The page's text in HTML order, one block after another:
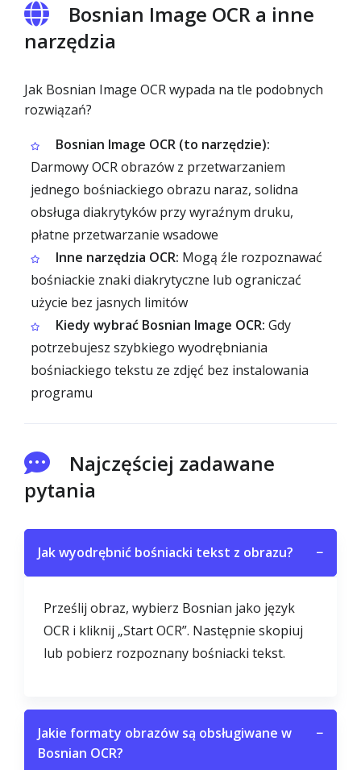
Bosnian Image OCR a inne
narzędzia
Jak Bosnian Image OCR wypada na tle podobnych
rozwiązań?
Bosnian Image OCR (to narzędzie):
Darmowy OCR obrazów z przetwarzaniem
jednego bośniackiego obrazu naraz, solidna
obsługa diakrytyków przy wyraźnym druku,
płatne przetwarzanie wsadowe
Inne narzędzia OCR: Mogą źle rozpoznawać
bośniackie znaki diakrytyczne lub ograniczać
użycie bez jasnych limitów
Kiedy wybrać Bosnian Image OCR: Gdy
potrzebujesz szybkiego wyodrębniania
bośniackiego tekstu ze zdjęć bez instalowania
programu
Najczęściej zadawane
pytania
Jak wyodrębnić bośniacki tekst z obrazu? −
Prześlij obraz, wybierz Bosnian jako język
OCR i kliknij „Start OCR”. Następnie skopiuj
lub pobierz rozpoznany bośniacki tekst.
Jakie formaty obrazów są obsługiwane w
Bosnian OCR?
−